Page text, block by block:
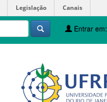
Legislação Canais
Entrar em: